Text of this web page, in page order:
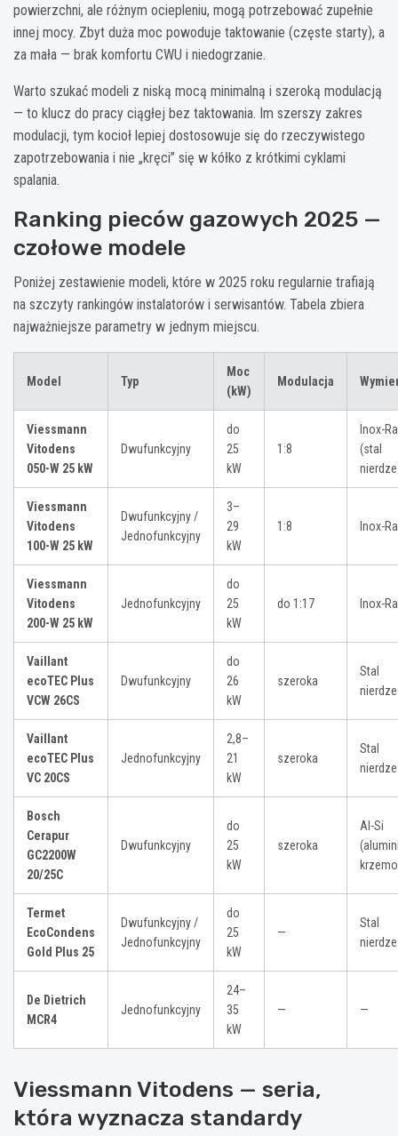
powierzchni, ale różnym ociepleniu, mogą potrzebować zupełnie
innej mocy. Zbyt duża moc powoduje taktowanie (częste starty), a
za mała — brak komfortu CWU i niedogrzanie.
Warto szukać modeli z niską mocą minimalną i szeroką modulacją
— to klucz do pracy ciągłej bez taktowania. Im szerszy zakres
modulacji, tym kocioł lepiej dostosowuje się do rzeczywistego
zapotrzebowania i nie „kręci” się w kółko z krótkimi cyklami
spalania.
Ranking pieców gazowych 2025 —
czołowe modele
Poniżej zestawienie modeli, które w 2025 roku regularnie trafiają
na szczyty rankingów instalatorów i serwisantów. Tabela zbiera
najważniejsze parametry w jednym miejscu.
Model Typ
Moc
(kW)
Modulacja
Viessmann
Vitodens
050-W 25 kW
Dwufunkcyjny
do
25
kW
1:8
Inox-
(stal
Viessmann
Vitodens
100-W 25 kW
Dwufunkcyjny /
Jednofunkcyjny
3–
29
kW
1:8 Inox-
Viessmann
Vitodens
200-W 25 kW
Jednofunkcyjny
do
25
kW
do 1:17 Inox-
Vaillant
ecoTEC Plus
VCW 26CS
Dwufunkcyjny
do
26
kW
szeroka
Stal
Vaillant
ecoTEC Plus
VC 20CS
Jednofunkcyjny
2,8–
21
kW
szeroka
Stal
Bosch
Cerapur
GC2200W
20/25C
Dwufunkcyjny
do
25
kW
szeroka
Al-Si
Termet
EcoCondens
Gold Plus 25
Dwufunkcyjny /
Jednofunkcyjny
do
25
kW
—
Stal
De Dietrich
MCR4
Jednofunkcyjny
24–
35
kW
— —
Viessmann Vitodens — seria,
która wyznacza standardy